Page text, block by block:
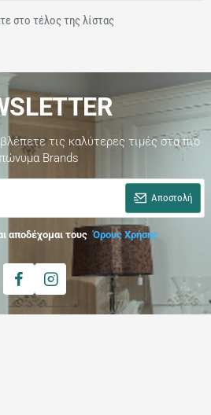
στο τέλος της λίστας
τις καλύτερες τιμές στα πιο
Brands
Αποστολή
αποδέχομαι τους Όρους Χρήσης